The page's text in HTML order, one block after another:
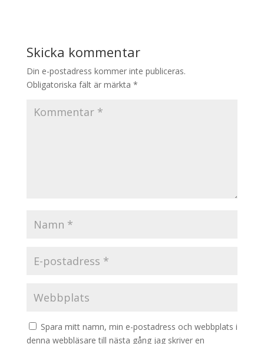
Skicka kommentar
Din e-postadress kommer inte publiceras.
Obligatoriska fält är märkta *
Spara mitt namn, min e-postadress och webbplats i
denna webbläsare till nästa gång jag skriver en